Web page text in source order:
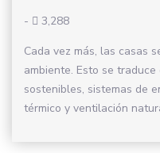
-
3,288
Cada vez más, las casas
ambiente. Esto se
sostenibles, sistemas de
térmico y ventilación